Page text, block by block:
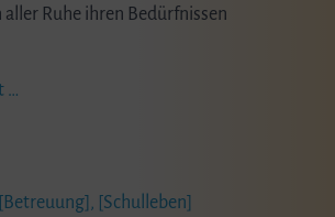
Ruhe ihren Bedürfnissen
…
[Betreuung] , [Schulleben]